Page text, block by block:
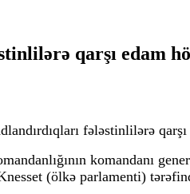
qarşı edam
fələstinlilərə
komandanı
(ölkə parlamenti)